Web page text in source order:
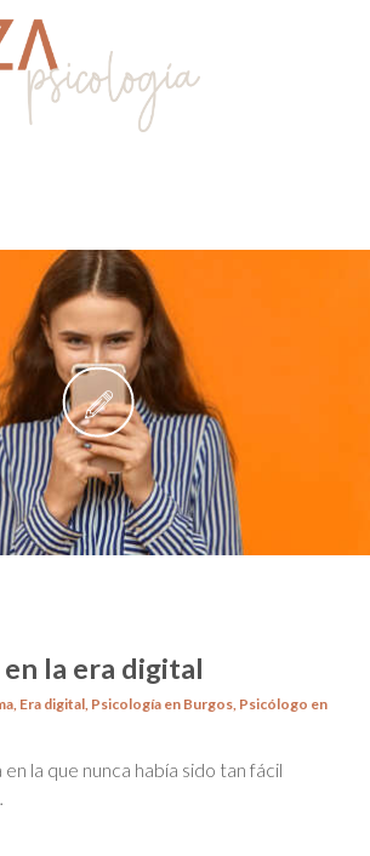
la era digital
Era digital Psicología en Burgos Psicólogo en
la que nunca había sido tan fácil